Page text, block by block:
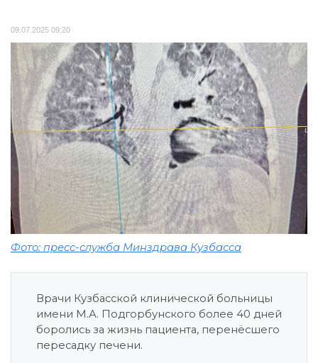
09.07.2025 09:20
Фото: пресс-служба Минздрава Кузбасса
Врачи Кузбасской клинической больницы
имени М.А. Подгорбунского более 40 дней
боролись за жизнь пациента, перенёсшего
пересадку печени.